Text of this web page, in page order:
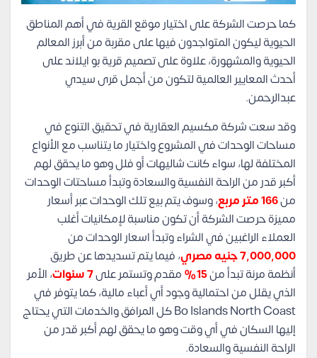
كما حرصت الشركة على اختيار موقع القرية في أهم المناطق
الحيوية ليكون المتواجدون فيها على مقربة من أبرز المعالم
الحيوية والمشهورة، علاوة على تصميم قرية بو ايلاند على
أحدث المعايير العالمية لتكون من أجمل قرى سيدي
عبدالرحمن.
وقد سعت شركة مكسيم العقارية في تحقيق التنوع في
مساحات الوحدات في المشروع واختيار ما يتناسب مع الأنواع
المختلفة لها، سواء كانت شاليهات أو فلل وهو ما يحقق لهم
أكبر قدر من الراحة النفسية والسعادة وتبدأ مساحتات الوحدات
من166 متر مربع
، وسوف يتم بيع تلك الوحدات عبر أسعار
مميزة حرصت الشركة أن تكون مناسبة لإمكانيات أغلب
العملاء الراغبين في الشراء وتبدأ اسعار الوحدات من
7,000,000 جنيه مصري
، فيما يتم تسديدها عن طريق
أنظمة مرنة تبدأ من15% مقدم وتستمر على7 سنوات
، الأمر
الذي يقلل من احتمالية وجود أي أعباء مالية، كما يتوفر في
Bo Islands North Coast كل المرافق والخدمات التي يحتاج
إليها السكان في أي وقت وهو ما يحقق لهم أكبر قدر من
الراحة النفسية والسعادة.